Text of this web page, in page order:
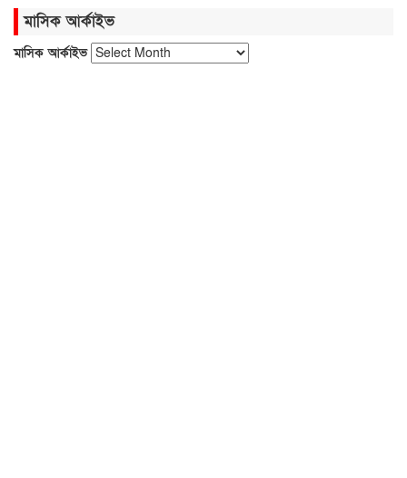
২০ আগস্ট রাষ্ট্রপতি নির্বাচন
মাসিক আর্কাইভ
মাসিক আর্কাইভ